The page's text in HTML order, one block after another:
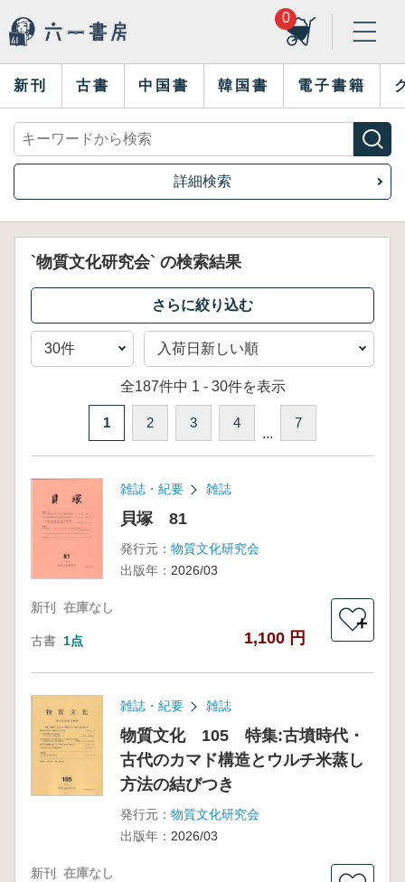
0
新刊 古書 中国書 韓国書 電子書籍
詳細検索
`物質文化研究会` の検索結果
全187件中 1 - 30件を表示
1 2 3 4
...
7
雑誌・紀要 雑誌
貝塚 81
発行元： 物質文化研究会
出版年： 2026/03
新刊 在庫なし
古書 1点 1,100 円
＋
雑誌・紀要 雑誌
物質文化 105 特集:古墳時代・
古代のカマド構造とウルチ米蒸し
方法の結びつき
発行元： 物質文化研究会
出版年： 2026/03
新刊 在庫なし